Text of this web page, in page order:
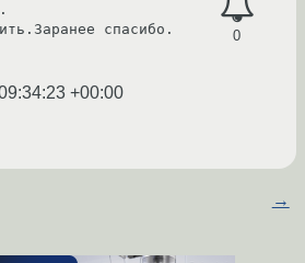
0
спасибо.
+00:00
→